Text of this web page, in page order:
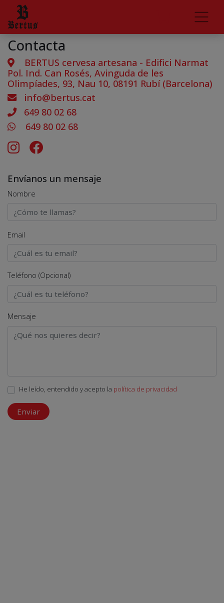
Contacta
BERTUS cervesa artesana - Edifici Narmat
Pol. Ind. Can Rosés, Avinguda de les
Olimpíades, 93, Nau 10, 08191 Rubí (Barcelona)
info@bertus.cat
649 80 02 68
649 80 02 68
Envíanos un mensaje
Nombre
Email
Teléfono (Opcional)
Mensaje
He leído, entendido y acepto la política de privacidad
Enviar